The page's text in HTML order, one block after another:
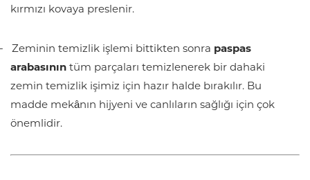
kırmızı kovaya preslenir.
Zeminin temizlik işlemi bittikten sonra paspas
arabasının tüm parçaları temizlenerek bir dahaki
zemin temizlik işimiz için hazır halde bırakılır. Bu
madde mekânın hijyeni ve canlıların sağlığı için çok
önemlidir.